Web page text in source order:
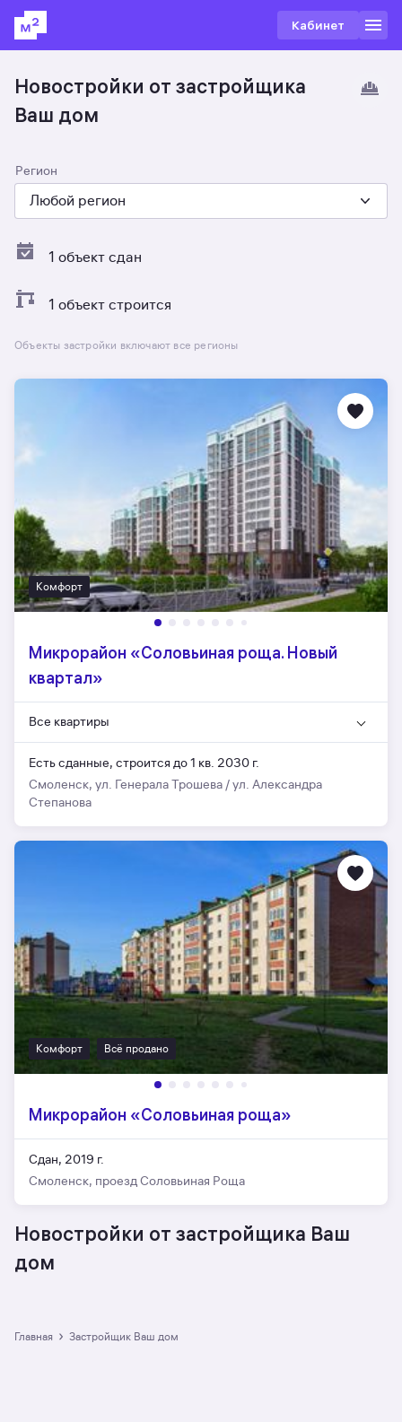
Кабинет
Новостройки от застройщика
Ваш дом
Регион
Любой регион
1 объект сдан
1 объект строится
Объекты застройки включают все регионы
Комфорт
Микрорайон «Соловьиная роща. Новый
квартал»
Все квартиры
Есть сданные, строится до 1 кв. 2030 г.
Смоленск, ул. Генерала Трошева / ул. Александра
Степанова
Комфорт Всё продано
Микрорайон «Соловьиная роща»
Сдан, 2019 г.
Смоленск, проезд Соловьиная Роща
Новостройки от застройщика Ваш
дом
Главная › Застройщик Ваш дом